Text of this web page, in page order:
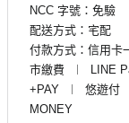
NCC 字號：免驗
配送方式：宅配
付款方式：信用卡
市繳費
︱ LINE
+PAY
︱ 悠遊付
MONEY